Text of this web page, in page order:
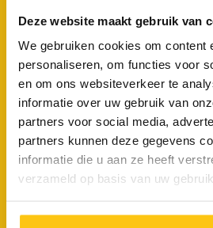
Deze website maakt gebruik van
We gebruiken cookies om content
personaliseren, om functies voor
en om ons websiteverkeer te
informatie over uw gebruik van
partners voor social media,
partners kunnen deze gegevens
informatie die u aan ze heeft
verzameld op basis van uw
Fitál vakanties
Van Hennaertweg 4
2952 CA Alblasserdam
078 69 20 115
reserveringen@fital.nl
ONZE VAKANTIES
Fietsgroepsvakanties